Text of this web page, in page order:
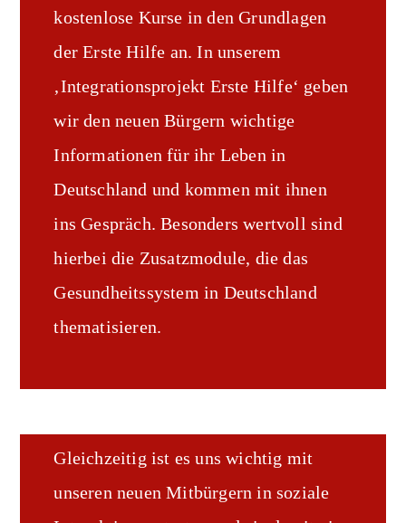
kostenlose Kurse in den Grundlagen
der Erste Hilfe an. In unserem
‚Integrationsprojekt Erste Hilfe‘ geben
wir den neuen Bürgern wichtige
Informationen für ihr Leben in
Deutschland und kommen mit ihnen
ins Gespräch. Besonders wertvoll sind
hierbei die Zusatzmodule, die das
Gesundheitssystem in Deutschland
thematisieren.
Gleichzeitig ist es uns wichtig mit
unseren neuen Mitbürgern in soziale